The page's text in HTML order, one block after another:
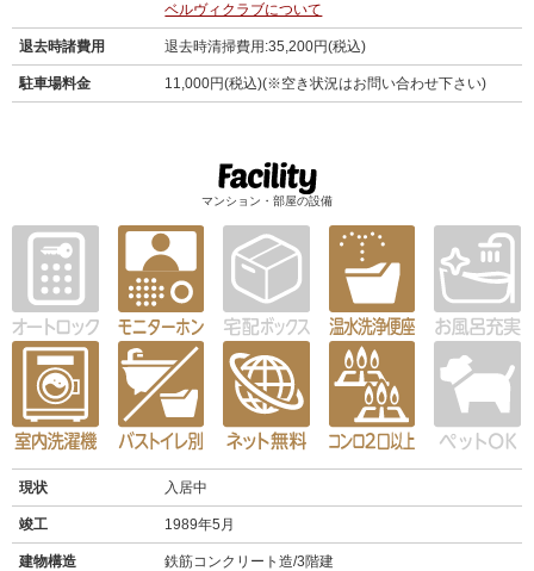
ベルヴィクラブについて
退去時諸費用 退去時清掃費用:35,200円(税込)
駐車場料金 11,000円(税込)(※空き状況はお問い合わせ下さい)
マンション・部屋の設備
現状 入居中
竣工 1989年5月
建物構造 鉄筋コンクリート造/3階建